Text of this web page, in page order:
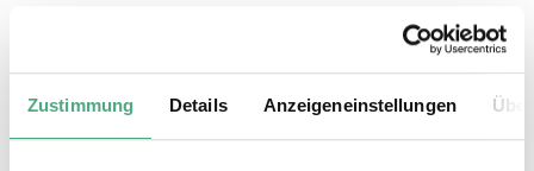
Zustimmung Details Anzeigeneinstellungen
Das könnte Sie auch interessieren